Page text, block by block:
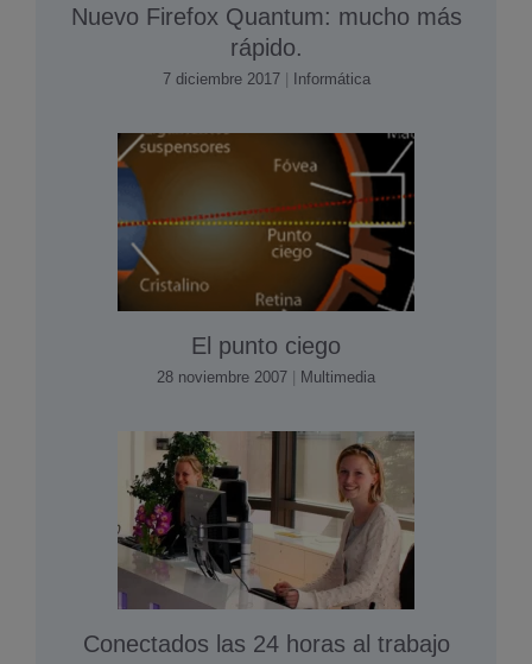
Nuevo Firefox Quantum: mucho más
rápido.
7 diciembre 2017 Informática
El punto ciego
28 noviembre 2007 Multimedia
Conectados las 24 horas al trabajo